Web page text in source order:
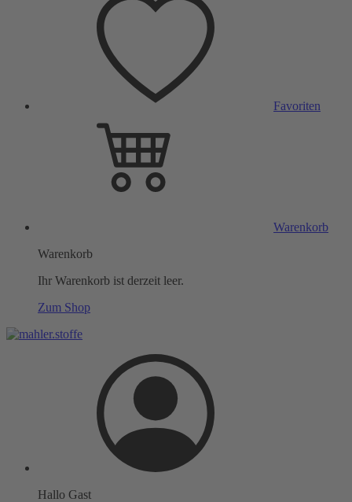
Favoriten
Warenkorb
Warenkorb
Ihr Warenkorb ist derzeit leer.
Zum Shop
Hallo Gast